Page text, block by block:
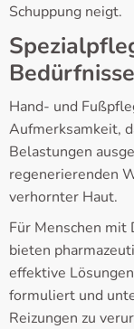
Schuppung neigt.
Bedürfnisse
Hand- und
Aufmerksamkeit,
Belastungen
regenerierenden
verhornter Haut.
Für Menschen
bieten
effektive
formuliert und
Reizungen zu